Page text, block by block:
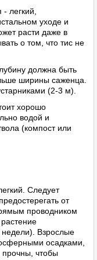
легкий,
уходе и
расти даже в
о том, что тис не
должна быть
ширины саженца.
(2-3 м).
хорошо
водой и
(компост или
Следует
от
проводником
недели). Взрослые
осадками,
прочны, чтобы